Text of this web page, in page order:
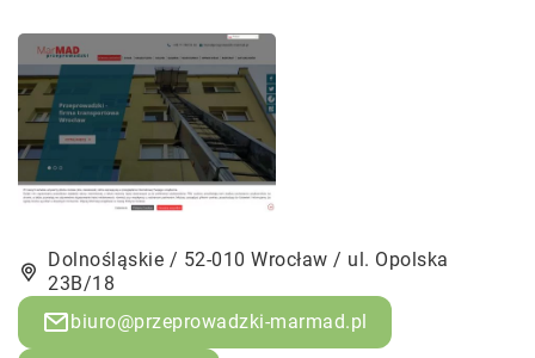
Dolnośląskie / 52-010 Wrocław / ul. Opolska
23B/18
biuro@przeprowadzki-marmad.pl